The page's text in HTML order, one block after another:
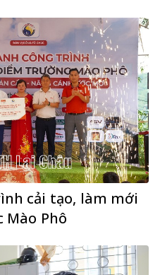
cải tạo, làm mới
Phô